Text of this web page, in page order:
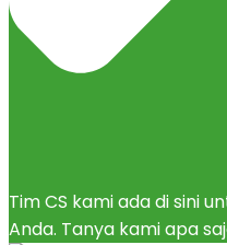
Tim CS kami ada di sini
Anda. Tanya kami apa